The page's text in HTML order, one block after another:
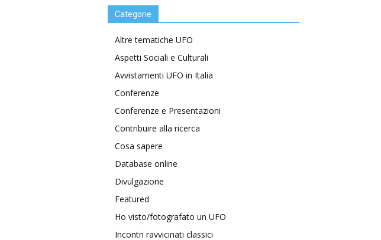
Categorie
Altre tematiche UFO
Aspetti Sociali e Culturali
Avvistamenti UFO in Italia
Conferenze
Conferenze e Presentazioni
Contribuire alla ricerca
Cosa sapere
Database online
Divulgazione
Featured
Ho visto/fotografato un UFO
Incontri ravvicinati classici